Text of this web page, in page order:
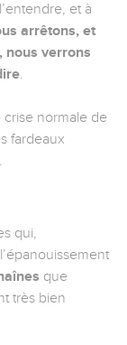
et à
arrêtons, et
nous verrons
.
normale de
fardeaux
qui,
que
très bien